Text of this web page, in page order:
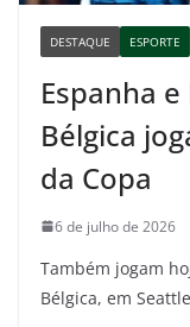
DESTAQUE ESPORTE
Espanha
Bélgica
da Copa
6 de julho de 2026
Também jogam
Bélgica, em